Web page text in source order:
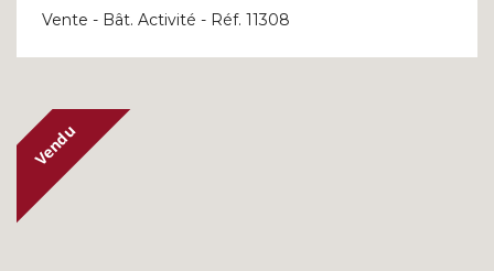
Vente - Bât. Activité - Réf. 11308